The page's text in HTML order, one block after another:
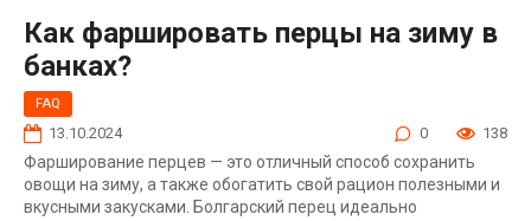
Как фаршировать перцы на зиму в
банках?
FAQ
13.10.2024 0 138
Фарширование перцев — это отличный способ сохранить
овощи на зиму, а также обогатить свой рацион полезными и
вкусными закусками. Болгарский перец идеально